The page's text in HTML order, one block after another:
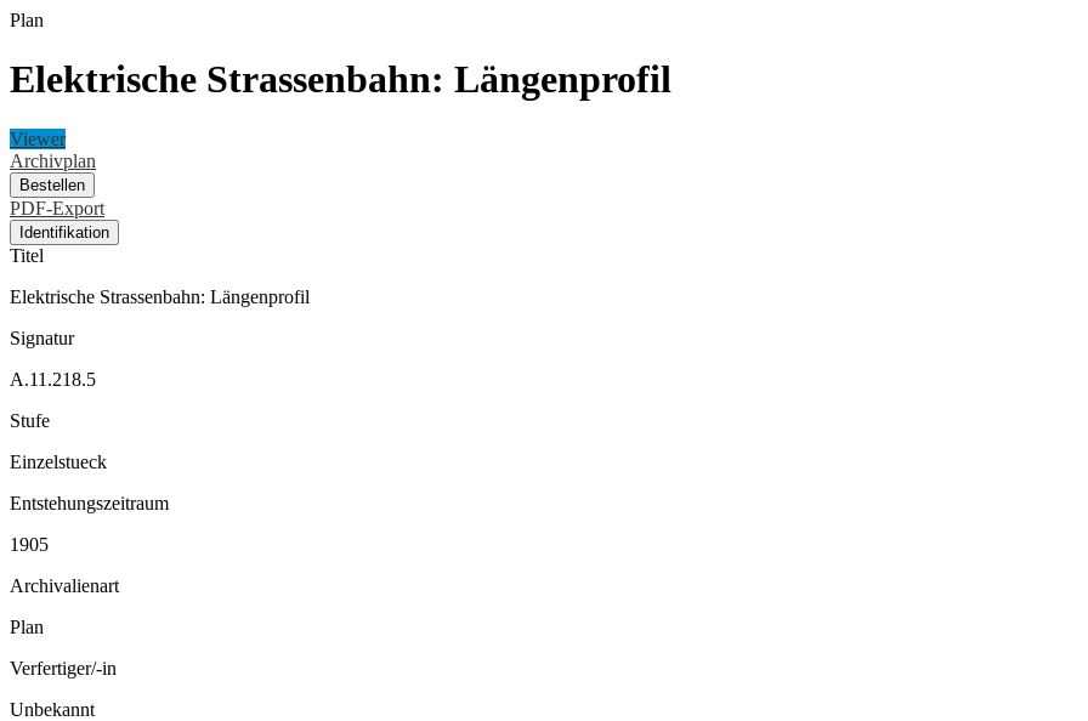
Plan
Elektrische Strassenbahn: Längenprofil
Viewer
Archivplan
Bestellen
PDF-Export
Identifikation
Titel
Elektrische Strassenbahn: Längenprofil
Signatur
A.11.218.5
Stufe
Einzelstueck
Entstehungszeitraum
1905
Archivalienart
Plan
Verfertiger/-in
Unbekannt